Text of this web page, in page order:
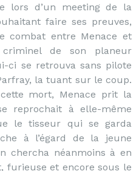
lors d’un meeting de la
faire ses preuves,
combat entre Menace et
de son planeur
ci se retrouva sans pilote
la tuant sur le coup.
mort, Menace prit la
reprochait à elle-même
le tisseur qui se garda
à l’égard de la jeune
chercha néanmoins à en
furieuse et encore sous le